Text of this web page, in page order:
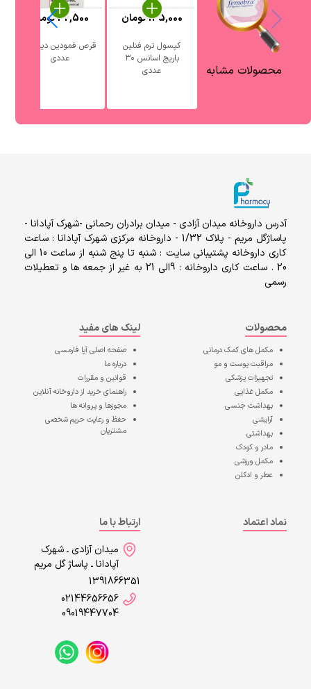
محصولات مشابه
کپسول نرم فنلین
باریج اسانس ۳۰
عددی
135,000تومان
عددی
42,500تومان
آدرس داروخانه میدان آزادی - میدان برادران رحمانی -شهرک آپادانا -
پاساژگل مریم - پلاک 1/32 - داروخانه مرکزی شهرک آپادانا : ساعت
کاری داروخانه پشتیبانی سایت : شنبه تا پنج شنبه از ساعت 10 الی
20 . ساعت کاری داروخانه : 9الی 21 به غیر از جمعه ها و تعطیلات
رسمی
محصولات
مکمل های کمک درمانی
مراقبت پوست و مو
تجهیزات پزشکی
مکمل غذایی
بهداشت جنسی
آرایشی
بهداشتی
مادر و کودک
مکمل ورزشی
عطر و ادکلن
لینک های مفید
صفحه اصلیآپا فارمسی
درباره ما
قوانین و مقررات
راهنمای خرید از داروخانه آنلاین
مجوزها و پروانه ها
حفظ و رعایت حریم شخصی
مشتریان
نماد اعتماد
ارتباط با ما
میدان آزادی ـ شهرک
آپادانا ـ پاساژ گل مریم
1391866351
02144656656
09019447704